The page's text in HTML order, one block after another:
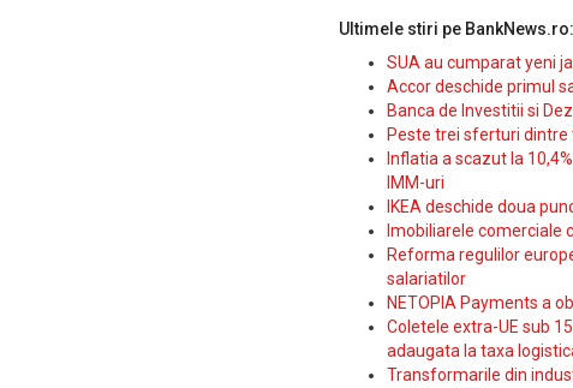
Ultimele stiri pe BankNews.ro:
SUA au cumparat yeni
Accor deschide primul
Banca de Investitii si
Peste trei sferturi dintre
Inflatia a scazut la
IMM-uri
IKEA deschide doua
Imobiliarele comerciale
Reforma regulilor
salariatilor
NETOPIA Payments a
Coletele extra-UE sub
adaugata la taxa
Transformarile din